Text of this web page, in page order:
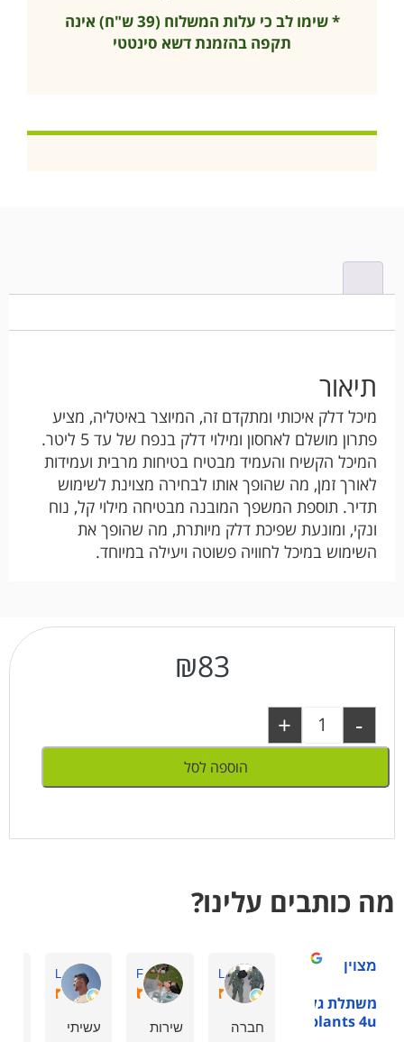
* שימו לב כי עלות המשלוח (39 ש"ח) אינה
תקפה בהזמנת דשא סינטטי
תיאור
מיכל דלק איכותי ומתקדם זה, המיוצר באיטליה, מציע
פתרון מושלם לאחסון ומילוי דלק בנפח של עד 5 ליטר.
המיכל הקשיח והעמיד מבטיח בטיחות מרבית ועמידות
לאורך זמן, מה שהופך אותו לבחירה מצוינת לשימוש
תדיר. תוספת המשפך המובנה מבטיחה מילוי קל, נוח
ונקי, ומונעת שפיכת דלק מיותרת, מה שהופך את
השימוש במיכל לחוויה פשוטה ויעילה במיוחד.
₪83
-
+
הוספה לסל
מה כותבים עלינו?
מצוין
משתלת גלילות -
plants 4u
zeev L.
חברה
ornit F.
שירות
Amir L.
עשיתי